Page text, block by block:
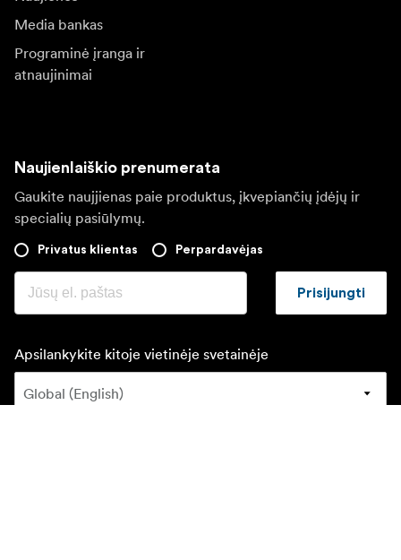
Media bankas
Programinė įranga ir
atnaujinimai
Naujienlaiškio prenumerata
Gaukite naujjienas paie produktus, įkvepiančių įdėjų ir
specialių pasiūlymų.
Privatus klientas Perpardavėjas
Prisijungti
Apsilankykite kitoje vietinėje svetainėje